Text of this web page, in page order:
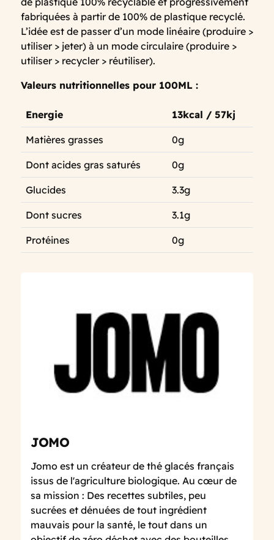
fabriquées à partir de 100% de plastique recyclé.
L’idée est de passer d’un mode linéaire (produire >
utiliser > jeter) à un mode circulaire (produire >
utiliser > recycler > réutiliser).
Valeurs nutritionnelles pour 100ML :
Energie 13kcal / 57kj
Matières grasses 0g
Dont acides gras saturés 0g
Glucides 3.3g
Dont sucres 3.1g
Protéines 0g
JOMO
Jomo est un créateur de thé glacés français
issus de l'agriculture biologique. Au cœur de
sa mission : Des recettes subtiles, peu
sucrées et dénuées de tout ingrédient
mauvais pour la santé, le tout dans un